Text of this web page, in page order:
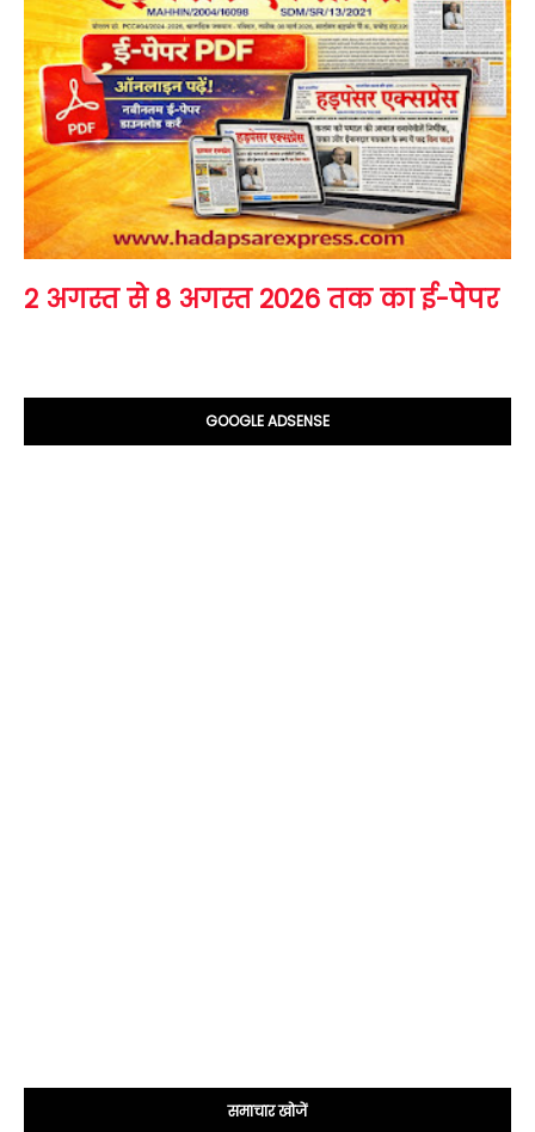
2 अगस्त से 8 अगस्त 2026 तक का ई-पेपर
GOOGLE ADSENSE
समाचार खोजें